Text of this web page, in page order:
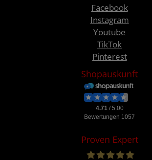
Facebook
Instagram
Youtube
TikTok
Pinterest
Shopauskunft
Proven Expert